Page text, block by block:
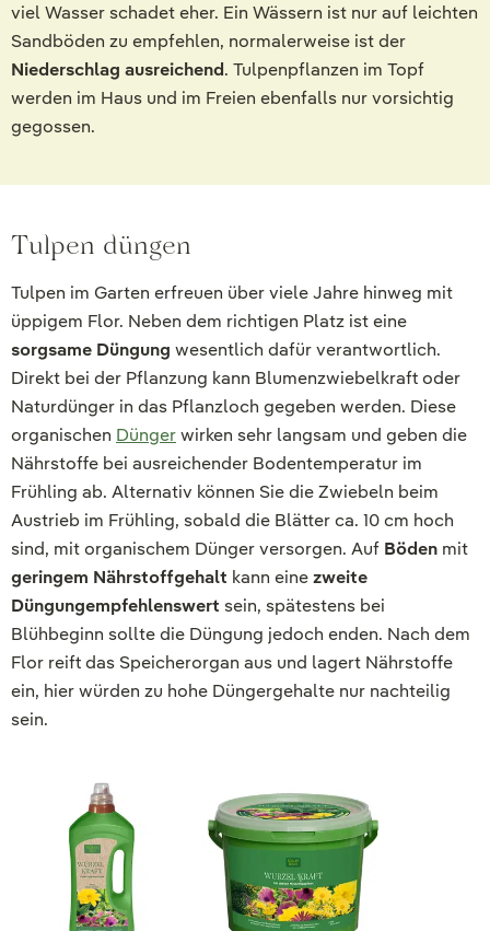
viel Wasser schadet eher. Ein Wässern ist nur auf leichten
Sandböden zu empfehlen, normalerweise ist der
Niederschlag ausreichend. Tulpenpflanzen im Topf
werden im Haus und im Freien ebenfalls nur vorsichtig
gegossen.
Tulpen düngen
Tulpen im Garten erfreuen über viele Jahre hinweg mit
üppigem Flor. Neben dem richtigen Platz ist eine
sorgsame Düngung wesentlich dafür verantwortlich.
Direkt bei der Pflanzung kann Blumenzwiebelkraft oder
Naturdünger in das Pflanzloch gegeben werden. Diese
organischen Düngerwirken sehr langsam und geben die
Nährstoffe bei ausreichender Bodentemperatur im
Frühling ab. Alternativ können Sie die Zwiebeln beim
Austrieb im Frühling, sobald die Blätter ca. 10 cm hoch
sind, mit organischem Dünger versorgen. Auf Böden mit
geringem Nährstoffgehalt kann einezweite
Düngungempfehlenswert sein, spätestens bei
Blühbeginn sollte die Düngung jedoch enden. Nach dem
Flor reift das Speicherorgan aus und lagert Nährstoffe
ein, hier würden zu hohe Düngergehalte nur nachteilig
sein.